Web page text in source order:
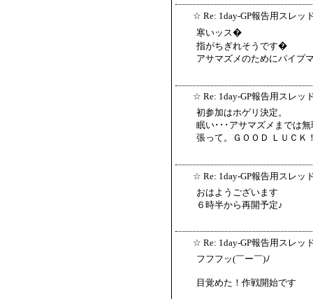
☆ Re: 1day-GP報告用スレッ
寒いッス�
指がちぎれそうです�
アサマズメのためにパイプ
☆ Re: 1day-GP報告用スレッ
初参加はホゲリ決定。
眠い･･･アサマズメまでは
張って。ＧＯＯＤ ＬＵＣＫ
☆ Re: 1day-GP報告用スレッ
おはようございます
６時半から再開予定♪
☆ Re: 1day-GP報告用スレッ
フフフッ(￣ー￣)ﾉ
目覚めた！作戦開始です